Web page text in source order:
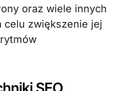
oraz wiele innych
celu zwiększenie jej